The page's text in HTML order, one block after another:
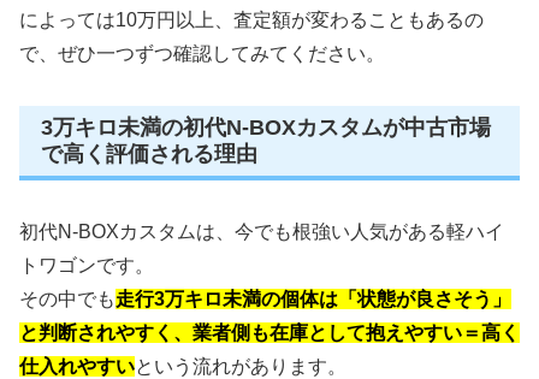
によっては10万円以上、査定額が変わることもあるの
で、ぜひ一つずつ確認してみてください。
3万キロ未満の初代N-BOXカスタムが中古市場
で高く評価される理由
初代N-BOXカスタムは、今でも根強い人気がある軽ハイ
トワゴンです。
その中でも走行3万キロ未満の個体は「状態が良さそう」
と判断されやすく、業者側も在庫として抱えやすい＝高く
仕入れやすいという流れがあります。